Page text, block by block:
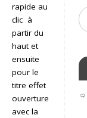
rapide au
clic à
partir du
haut et
ensuite
pour le
titre effet
ouverture
avec la